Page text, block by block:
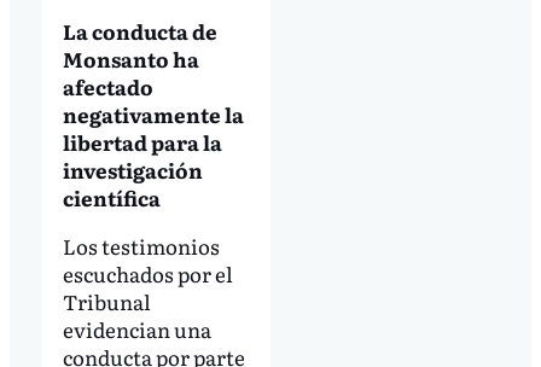
La conducta de
Monsanto ha
afectado
negativamente la
libertad para la
investigación
científica
Los testimonios
escuchados por el
Tribunal
evidencian una
conducta por parte